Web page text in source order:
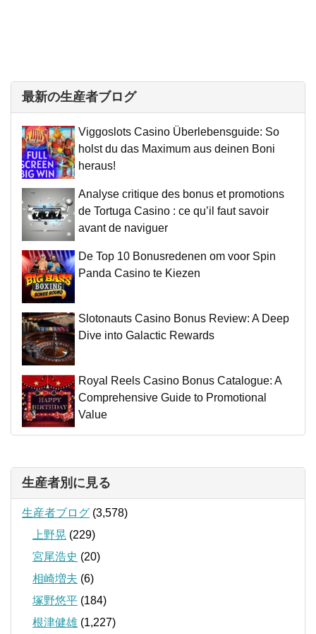
最新の生産者ブログ
Viggoslots Casino Überlebensguide: So
holst du das Maximum aus deinen Boni
heraus!
Analyse critique des bonus et promotions
de Tortuga Casino : ce qu’il faut savoir
avant de naviguer
De Top 10 Bonusredenen om voor Spin
Panda Casino te Kiezen
Slotonauts Casino Bonus Review: A Deep
Dive into Galactic Rewards
Royal Reels Casino Bonus Catalogue: A
Comprehensive Guide to Promotional
Value
生産者別に見る
生産者ブログ (3,578)
上野晃 (229)
宮尾浩史 (20)
相崎増夫 (6)
塚野悠平 (184)
根津健雄 (1,227)